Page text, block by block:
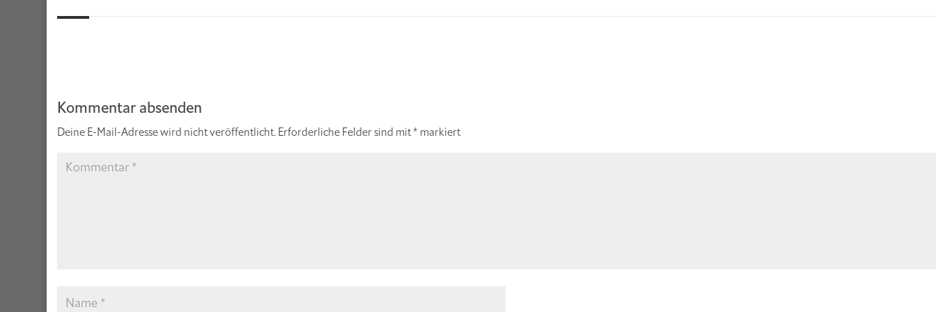
Kommentar absenden
Deine E-Mail-Adresse wird nicht veröffentlicht.Erforderliche Felder sind mit* markiert